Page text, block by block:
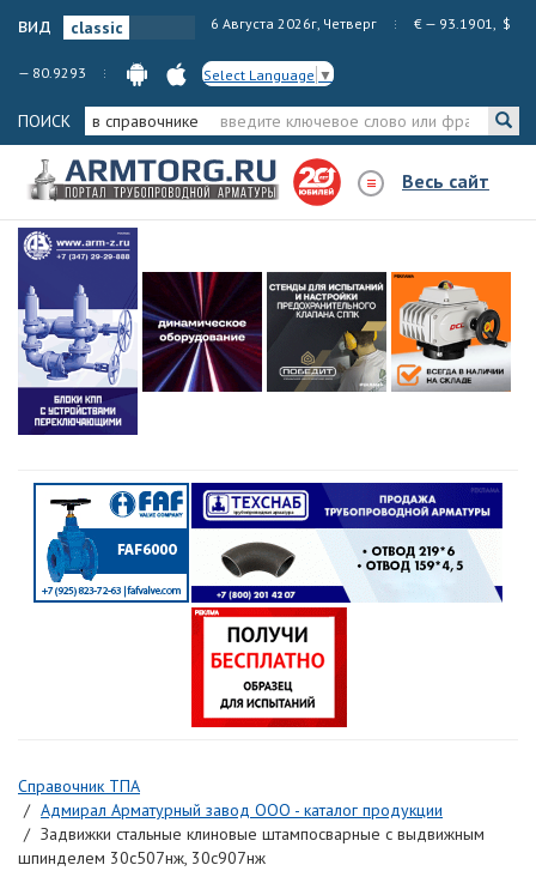
вид 6 Августа 2026г, Четверг € — 93.1901, $
— 80.9293 Select Language ▼
ПОИСК в справочнике
Весь сайт
Справочник ТПА
Адмирал Арматурный завод ООО - каталог продукции
Задвижки стальные клиновые штампосварные с выдвижным
шпинделем 30с507нж, 30с907нж